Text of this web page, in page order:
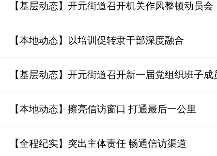
【基层动态】开元街道召开机关作风整顿动员会
【本地动态】以培训促转隶干部深度融合
【基层动态】开元街道召开新一届党组织班子
【本地动态】擦亮信访窗口 打通最后一公里
【全程纪实】突出主体责任 畅通信访渠道